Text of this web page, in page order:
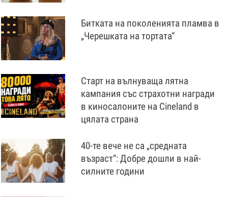
Битката на поколенията пламва в
„Черешката на тортата“
Старт на вълнуваща лятна
кампания със страхотни награди
в кинoсалоните на Cineland в
цялата страна
40-те вече не са „средната
възраст“: Добре дошли в най-
силните години